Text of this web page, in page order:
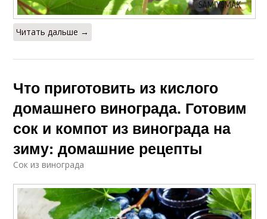
Читать дальше →
Что приготовить из кислого
домашнего винограда. Готовим
сок и компот из винограда на
зиму: домашние рецепты
Сок из винограда